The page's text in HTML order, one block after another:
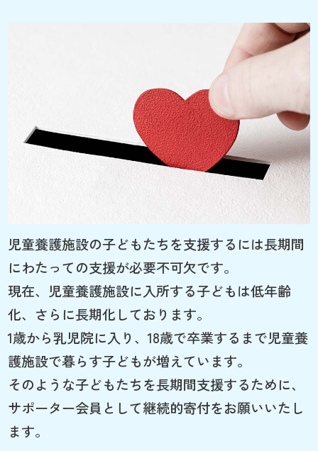
児童養護施設の子どもたちを支援するには長期間
にわたっての支援が必要不可欠です。
現在、児童養護施設に入所する子どもは低年齢
化、さらに長期化しております。
1歳から乳児院に入り、18歳で卒業するまで児童養
護施設で暮らす子どもが増えています。
そのような子どもたちを長期間支援するために、
サポーター会員として継続的寄付をお願いいたし
ます。